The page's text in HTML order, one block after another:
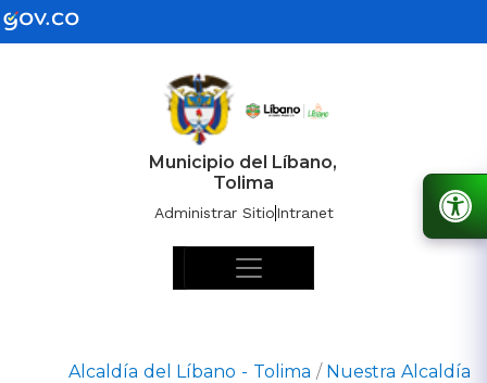
Municipio del Líbano,
Tolima
Administrar SitioIntranet
Alcaldía del Líbano - Tolima / Nuestra Alcaldía